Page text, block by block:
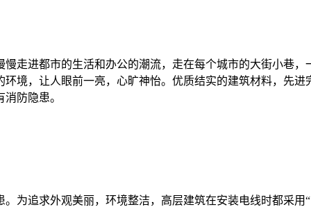
走进都市的生活和办公的潮流，走在每个城市的大街小巷
境，让人眼前一亮，心旷神怡。优质结实的建筑材料，先
防隐患。
追求外观美丽，环境整洁，高层建筑在安装电线时都采用